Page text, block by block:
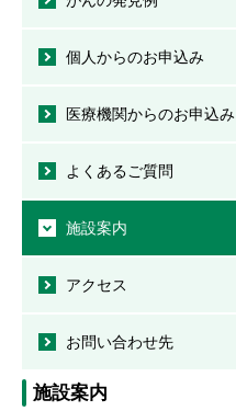
個人からのお申込み
医療機関からのお申込み
よくあるご質問
施設案内
アクセス
お問い合わせ先
施設案内